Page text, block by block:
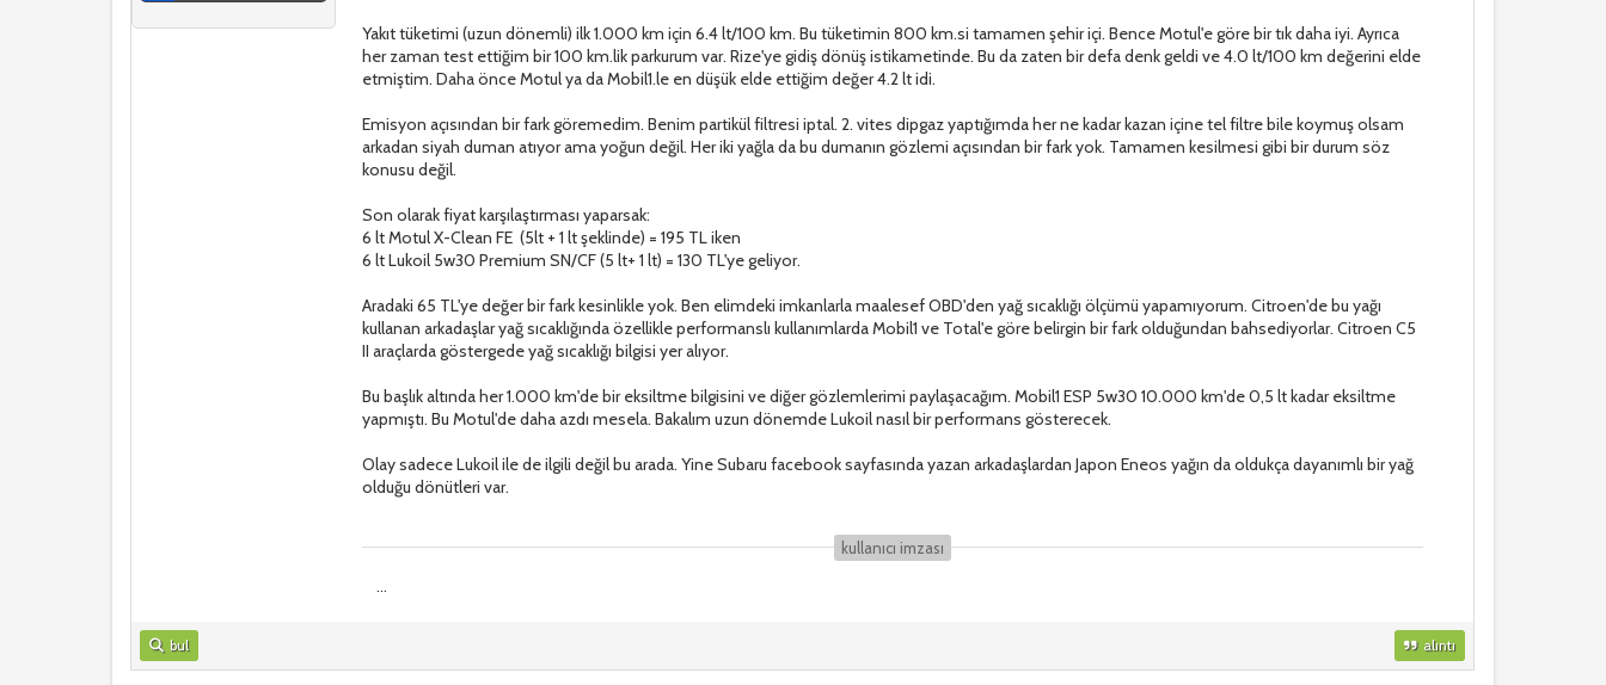
Yakıt tüketimi (uzun dönemli) ilk 1.000 km için 6.4 lt/100 km. Bu tüketimin 800 km.si tamamen şehir içi. Bence Motul'e göre bir tık daha iyi. Ayrıca
her zaman test ettiğim bir 100 km.lik parkurum var. Rize'ye gidiş dönüş istikametinde. Bu da zaten bir defa denk geldi ve 4.0 lt/100 km değerini elde
etmiştim. Daha önce Motul ya da Mobil1.le en düşük elde ettiğim değer 4.2 lt idi.
Emisyon açısından bir fark göremedim. Benim partikül filtresi iptal. 2. vites dipgaz yaptığımda her ne kadar kazan içine tel filtre bile koymuş olsam
arkadan siyah duman atıyor ama yoğun değil. Her iki yağla da bu dumanın gözlemi açısından bir fark yok. Tamamen kesilmesi gibi bir durum söz
konusu değil.
Son olarak fiyat karşılaştırması yaparsak:
6 lt Motul X-Clean FE (5lt + 1 lt şeklinde) = 195 TL iken
6 lt Lukoil 5w30 Premium SN/CF (5 lt+ 1 lt) = 130 TL'ye geliyor.
Aradaki 65 TL'ye değer bir fark kesinlikle yok. Ben elimdeki imkanlarla maalesef OBD'den yağ sıcaklığı ölçümü yapamıyorum. Citroen'de bu yağı
kullanan arkadaşlar yağ sıcaklığında özellikle performanslı kullanımlarda Mobil1 ve Total'e göre belirgin bir fark olduğundan bahsediyorlar. Citroen C5
II araçlarda göstergede yağ sıcaklığı bilgisi yer alıyor.
Bu başlık altında her 1.000 km'de bir eksiltme bilgisini ve diğer gözlemlerimi paylaşacağım. Mobil1 ESP 5w30 10.000 km'de 0,5 lt kadar eksiltme
yapmıştı. Bu Motul'de daha azdı mesela. Bakalım uzun dönemde Lukoil nasıl bir performans gösterecek.
Olay sadece Lukoil ile de ilgili değil bu arada. Yine Subaru facebook sayfasında yazan arkadaşlardan Japon Eneos yağın da oldukça dayanımlı bir yağ
olduğu dönütleri var.
kullanıcı i̇mzası
...
bul alıntı